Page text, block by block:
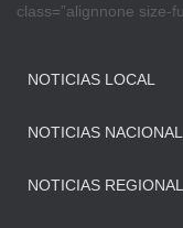
class=”alignnone size-
NOTICIAS LOCAL
NOTICIAS NACIONAL
NOTICIAS REGIONAL